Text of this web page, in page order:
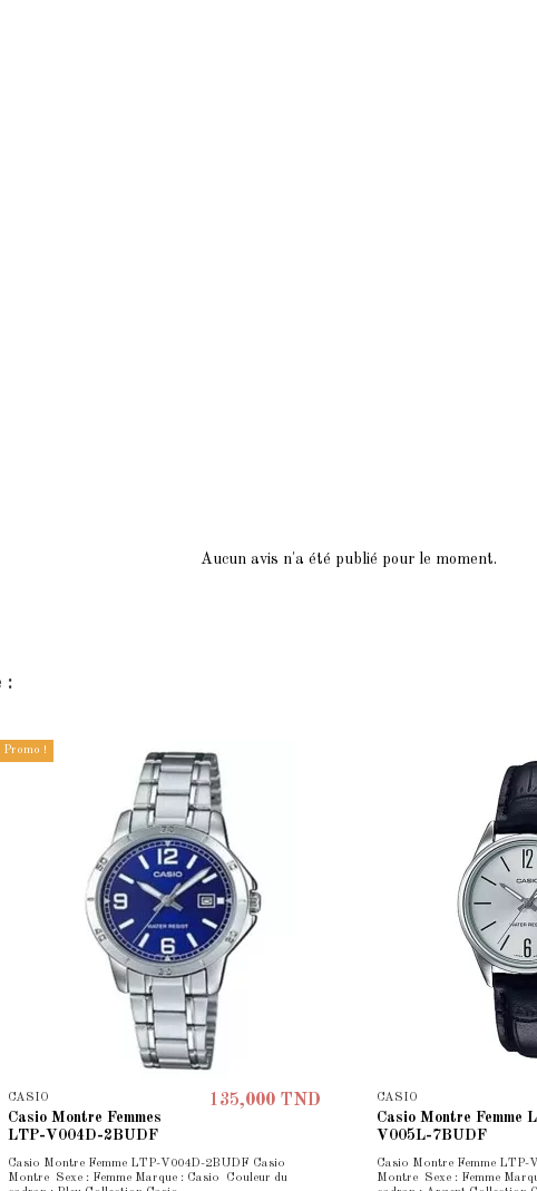
Aucun avis n'a été publié pour le moment.
:
Promo !
CASIO
Casio Montre Femmes
LTP-V004D-2BUDF
135,000 TND
Casio Montre Femme LTP-V004D-2BUDF Casio
Montre Sexe : Femme Marque : Casio Couleur du
CASIO
Casio Montre Femme
V005L-7BUDF
Casio Montre Femme LTP-
Montre Sexe : Femme